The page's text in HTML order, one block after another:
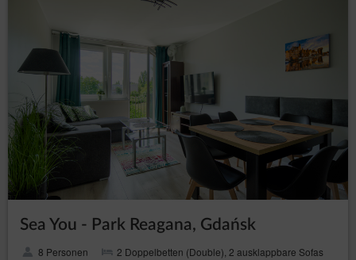
Sea You - Park Reagana, Gdańsk
8 Personen 2 Doppelbetten (Double), 2 ausklappbare Sofas